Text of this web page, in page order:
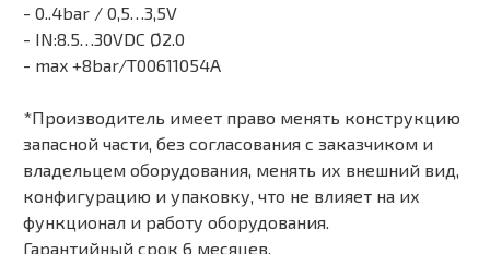
- 0..4bar / 0,5…3,5V
- IN:8.5…30VDC Ø2.0
- max +8bar/T00611054A
*Производитель имеет право менять конструкцию
запасной части, без согласования с заказчиком и
владельцем оборудования, менять их внешний вид,
конфигурацию и упаковку, что не влияет на их
функционал и работу оборудования.
Гарантийный срок 6 месяцев.